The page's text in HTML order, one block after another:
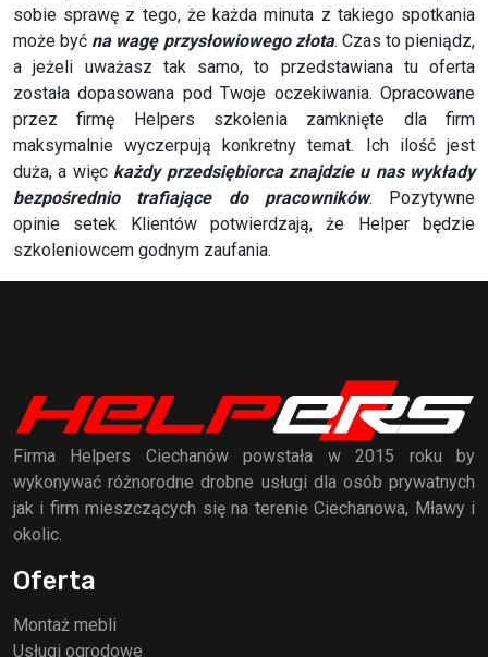
sobie sprawę z tego, że każda minuta z takiego spotkania
może być na wagę przysłowiowego złota. Czas to pieniądz,
a jeżeli uważasz tak samo, to przedstawiana tu oferta
została dopasowana pod Twoje oczekiwania. Opracowane
przez firmę Helpers szkolenia zamknięte dla firm
maksymalnie wyczerpują konkretny temat. Ich ilość jest
duża, a więckażdy przedsiębiorca znajdzie u nas wykłady
bezpośrednio trafiające do pracowników. Pozytywne
opinie setek Klientów potwierdzają, że Helper będzie
szkoleniowcem godnym zaufania.
Firma Helpers Ciechanów powstała w 2015 roku by
wykonywać różnorodne drobne usługi dla osób prywatnych
jak i firm mieszczących się na terenie Ciechanowa, Mławy i
okolic.
Oferta
Montaż mebli
Usługi ogrodowe